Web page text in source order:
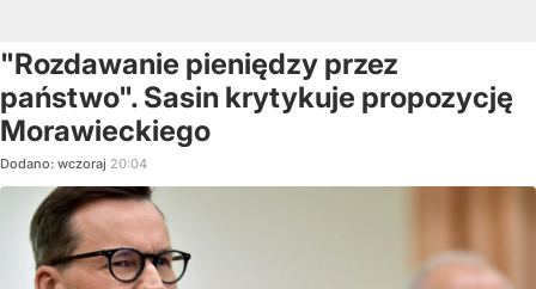
"Rozdawanie pieniędzy przez
państwo". Sasin krytykuje propozycję
Morawieckiego
Dodano: wczoraj 20:04